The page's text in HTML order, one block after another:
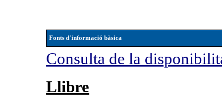
Fonts d'informació bàsica
Consulta de la
Llibre